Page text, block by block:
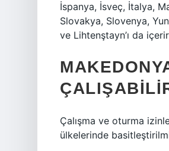
İspanya, İsveç, İtalya,
Slovakya, Slovenya,
ve Lihtenştayn’ı da
Çalışma ve oturma
ülkelerinde